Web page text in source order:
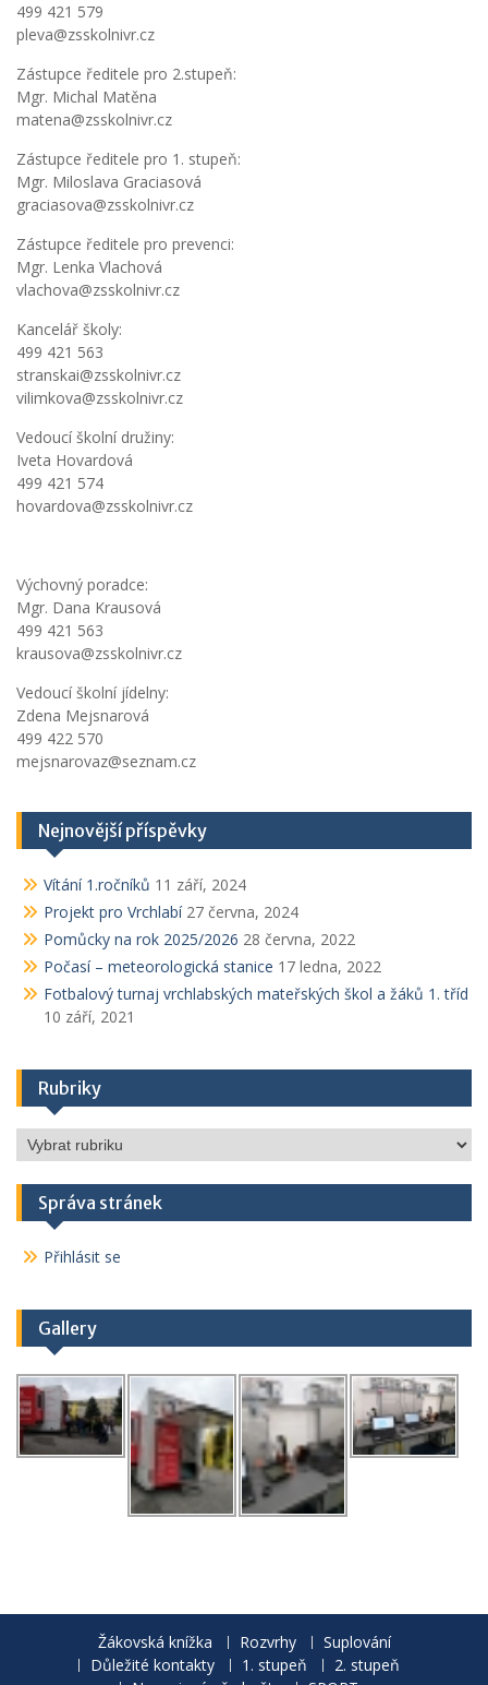
499 421 579
pleva@zsskolnivr.cz
Zástupce ředitele pro 2.stupeň:
Mgr. Michal Matěna
matena@zsskolnivr.cz
Zástupce ředitele pro 1. stupeň:
Mgr. Miloslava Graciasová
graciasova@zsskolnivr.cz
Zástupce ředitele pro prevenci:
Mgr. Lenka Vlachová
vlachova@zsskolnivr.cz
Kancelář školy:
499 421 563
stranskai@zsskolnivr.cz
vilimkova@zsskolnivr.cz
Vedoucí školní družiny:
Iveta Hovardová
499 421 574
hovardova@zsskolnivr.cz
Výchovný poradce:
Mgr. Dana Krausová
499 421 563
krausova@zsskolnivr.cz
Vedoucí školní jídelny:
Zdena Mejsnarová
499 422 570
mejsnarovaz@seznam.cz
Nejnovější příspěvky
Vítání 1.ročníků 11 září, 2024
Projekt pro Vrchlabí 27 června, 2024
Pomůcky na rok 2025/2026 28 června, 2022
Počasí – meteorologická stanice 17 ledna, 2022
Fotbalový turnaj vrchlabských mateřských škol a žáků 1. tříd
10 září, 2021
Rubriky
Rubriky
Správa stránek
Přihlásit se
Gallery
Žákovská knížka Rozvrhy
Suplování
Důležité kontakty
1. stupeň
2. stupeň